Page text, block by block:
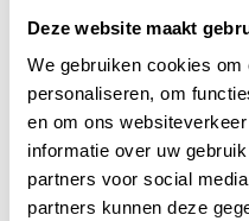
Deze website maakt
We gebruiken cookies
personaliseren, om
en om ons
informatie over uw
partners voor social
partners kunnen deze